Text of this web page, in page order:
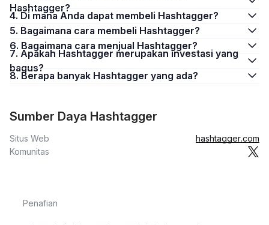
Hashtagger?
4. Di mana Anda dapat membeli Hashtagger?
5. Bagaimana cara membeli Hashtagger?
6. Bagaimana cara menjual Hashtagger?
7. Apakah Hashtagger merupakan investasi yang
bagus?
8. Berapa banyak Hashtagger yang ada?
Sumber Daya Hashtagger
Situs Web
hashtagger.com
Komunitas
Penafian